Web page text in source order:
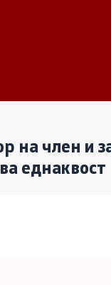
на член и
еднаквост